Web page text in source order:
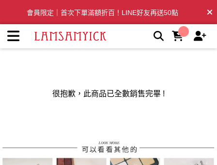
妝刷具
會員限定｜首次下單滿額折百！LINE好友再送50點
全台滿千免運🛒訂單付款後3~5日內出貨
很抱歉，此商品已全數銷售完畢 !